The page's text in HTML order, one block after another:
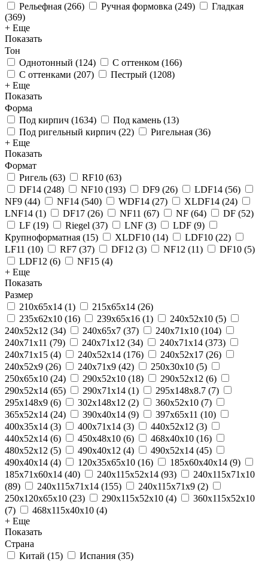
Рельефная (266) Ручная формовка (249)
Гладкая
(369)
+ Еще
Показать
Тон
Однотонный (124) С оттенком (166)
С оттенками (207) Пестрый (1208)
+ Еще
Показать
Форма
Под кирпич (1634) Под камень (13)
Под ригельный кирпич (22) Ригельная (36)
+ Еще
Показать
Формат
Ригель (63) RF10 (63)
DF14 (248) NF10 (193) DF9 (26) LDF14 (56)
NF9 (44) NF14 (540) WDF14 (27) XLDF14 (24)
LNF14 (1) DF17 (26) NF11 (67) NF (64) DF (52)
LF (19) Riegel (37) LNF (3) LDF (9)
Крупноформатная (15) XLDF10 (14) LDF10 (22)
LF11 (10) RF7 (37) DF12 (3) NF12 (11) DF10 (5)
LDF12 (6) NF15 (4)
+ Еще
Показать
Размер
210x65x14 (1) 215х65х14 (26)
235x62x10 (16) 239х65х16 (1) 240x52x10 (5)
240x52x12 (34) 240x65x7 (37) 240x71x10 (104)
240x71x11 (79) 240x71x12 (34) 240x71x14 (373)
240x71x15 (4) 240х52х14 (176) 240х52х17 (26)
240х52х9 (26) 240х71х9 (42) 250x30x10 (5)
250x65x10 (24) 290x52x10 (18) 290x52x12 (6)
290x52x14 (65) 290x71x14 (1) 295х148х8.7 (7)
295х148х9 (6) 302х148х12 (2) 360х52х10 (7)
365x52x14 (24) 390x40x14 (9) 397x65x11 (10)
400х35х14 (3) 400х71х14 (3) 440x52x12 (3)
440х52х14 (6) 450x48x10 (6) 468x40x10 (16)
480х52х12 (5) 490x40x12 (4) 490x52x14 (45)
490х40х14 (4) 120x35x65x10 (16) 185x60x40x14 (9)
185х71х60х14 (40) 240x115x52x14 (93)
240x115x71x10
(89) 240x115x71x14 (155) 240x115x71x9 (2)
250x120x65x10 (23) 290x115x52x10 (4)
360x115x52x10
(7) 468x115x40x10 (4)
+ Еще
Показать
Страна
Китай (15) Испания (35)